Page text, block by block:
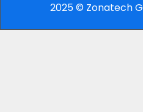
2025 © Zonatech